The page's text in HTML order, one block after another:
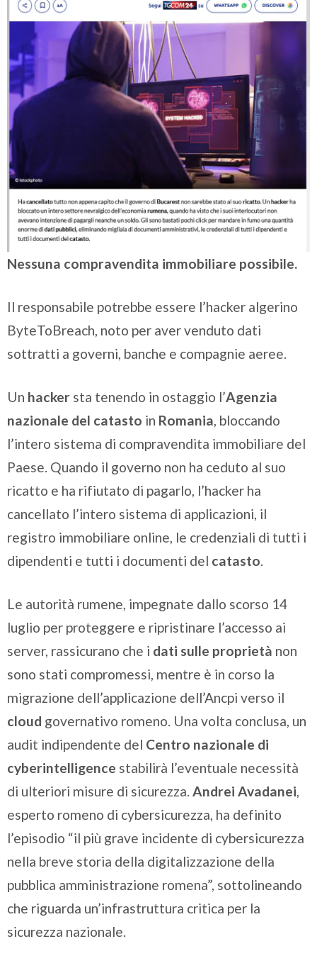
Nessuna compravendita immobiliare possibile.
Il responsabile potrebbe essere l’hacker algerino
ByteToBreach, noto per aver venduto dati
sottratti a governi, banche e compagnie aeree.
Un hacker sta tenendo in ostaggio l’Agenzia
nazionale del catasto in Romania, bloccando
l’intero sistema di compravendita immobiliare del
Paese. Quando il governo non ha ceduto al suo
ricatto e ha rifiutato di pagarlo, l’hacker ha
cancellato l’intero sistema di applicazioni, il
registro immobiliare online, le credenziali di tutti i
dipendenti e tutti i documenti del catasto.
Le autorità rumene, impegnate dallo scorso 14
luglio per proteggere e ripristinare l’accesso ai
server, rassicurano che i dati sulle proprietà non
sono stati compromessi, mentre è in corso la
migrazione dell’applicazione dell’Ancpi verso il
cloud governativo romeno. Una volta conclusa, un
audit indipendente del Centro nazionale di
cyberintelligence stabilirà l’eventuale necessità
di ulteriori misure di sicurezza. Andrei Avadanei,
esperto romeno di cybersicurezza, ha definito
l’episodio “il più grave incidente di cybersicurezza
nella breve storia della digitalizzazione della
pubblica amministrazione romena”, sottolineando
che riguarda un’infrastruttura critica per la
sicurezza nazionale.